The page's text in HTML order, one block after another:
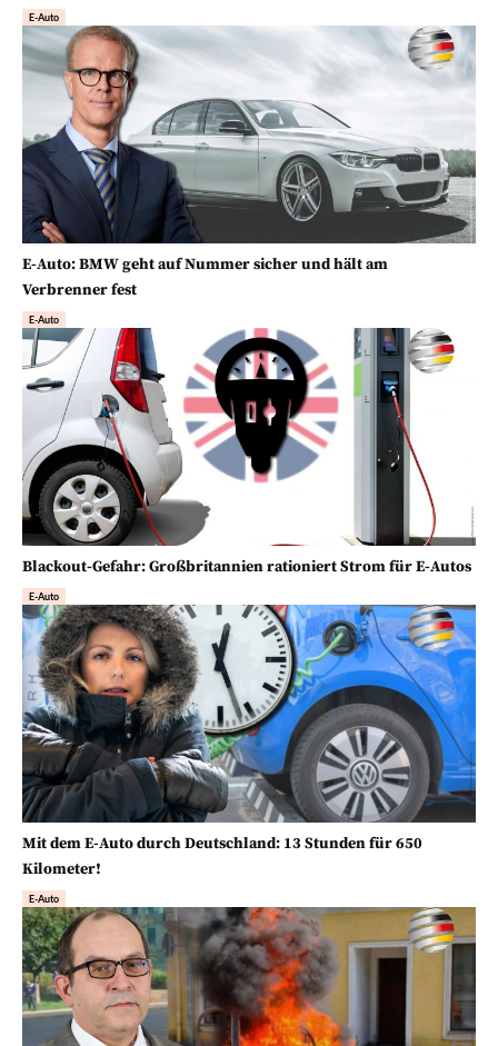
E-Auto
E-Auto: BMW geht auf Nummer sicher und hält am
Verbrenner fest
E-Auto
Blackout-Gefahr: Großbritannien rationiert Strom für E-Autos
E-Auto
Mit dem E-Auto durch Deutschland: 13 Stunden für 650
Kilometer!
E-Auto